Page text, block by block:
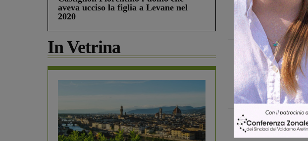
aveva ucciso la figlia a Levane nel
2020
In Vetrina